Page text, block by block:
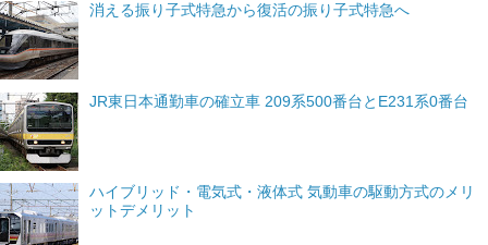
消える振り子式特急から復活の振り子式特急へ
JR東日本通勤車の確立車 209系500番台とE231系0番台
ハイブリッド・電気式・液体式 気動車の駆動方式のメリ
ットデメリット